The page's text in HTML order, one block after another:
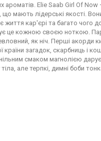
ароматів. Elie Saab Girl Of
що мають лідерські якості.
життя кар'єрі та багато чого
це кожною своєю ноткою.
як ніч. Перші акорди
загадок, скарбниць і
смаком магнолією
але терпкі, димні боби